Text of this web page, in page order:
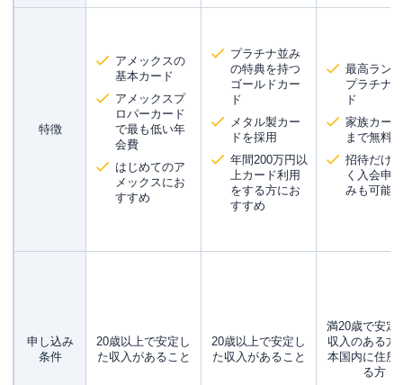
特徴
アメックスの
基本カード
アメックスプ
ロパーカード
で最も低い年
会費
はじめてのア
メックスにお
すすめ
プラチナ並み
の特典を持つ
ゴールドカー
ド
メタル製カー
ドを採用
年間200万円以
上カード利用
をする方にお
すすめ
最高ラン
プラチナ
ド
家族カー
まで無料
招待だけ
く入会申
みも可能
申し込み
条件
20歳以上で安定し
た収入があること
20歳以上で安定し
た収入があること
満20歳で安定
収入のある方
本国内に住所
る方